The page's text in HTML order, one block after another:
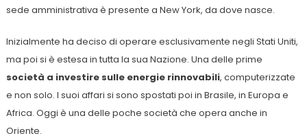
sede amministrativa è presente a New York, da dove nasce.
Inizialmente ha deciso di operare esclusivamente negli Stati Uniti,
ma poi si è estesa in tutta la sua Nazione. Una delle prime
società a investire sulle energie rinnovabili, computerizzate
e non solo. I suoi affari si sono spostati poi in Brasile, in Europa e
Africa. Oggi è una delle poche società che opera anche in
Oriente.